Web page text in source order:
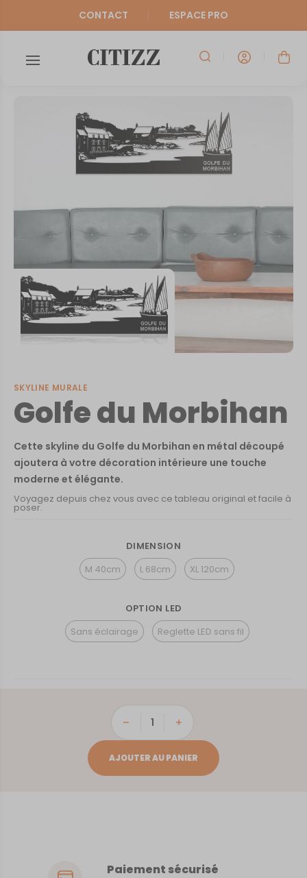
CONTACT ESPACE PRO
SKYLINE MURALE
Golfe du Morbihan
Cette skyline du Golfe du Morbihan en métal découpé
ajoutera à votre décoration intérieure une touche
moderne et élégante.
Voyagez depuis chez vous avec ce tableau original et facile à
poser.
DIMENSION
M 40cm
L 68cm XL 120cm
OPTION LED
Sans éclairage
Reglette LED sans fil
quantité
Golfe
AJOUTER AU PANIER
Paiement sécurisé